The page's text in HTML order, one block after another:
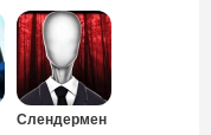
Слендермен